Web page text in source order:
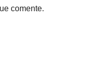
comente.